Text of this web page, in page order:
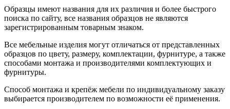
Образцы имеют названия для их различия и более быстрого
поиска по сайту, все названия образцов не являются
зарегистрированным товарным знаком.
Все мебельные изделия могут отличаться от представленных
образцов по цвету, размеру, комплектации, фурнитуре, а также
способами монтажа и производителями комплектующих и
фурнитуры.
Способ монтажа и крепёж мебели по индивидуальному заказу
выбирается производителем по возможности её применения.